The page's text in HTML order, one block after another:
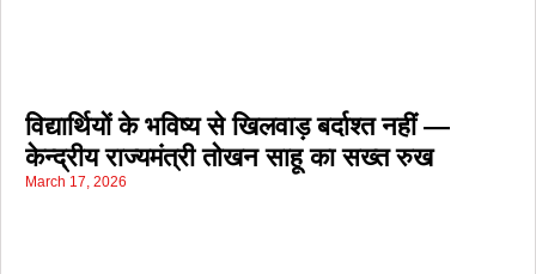
विद्यार्थियों के भविष्य से खिलवाड़ बर्दाश्त नहीं —
केन्द्रीय राज्यमंत्री तोखन साहू का सख्त रुख
March 17, 2026